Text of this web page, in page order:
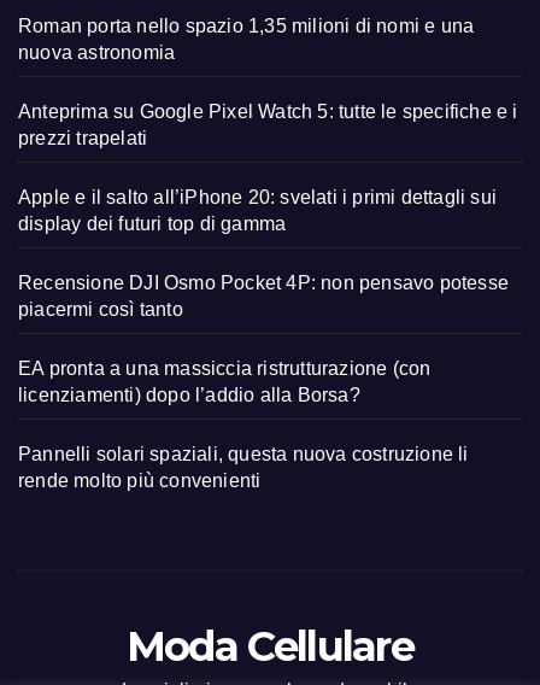
Roman porta nello spazio 1,35 milioni di nomi e una
nuova astronomia
Anteprima su Google Pixel Watch 5: tutte le specifiche e i
prezzi trapelati
Apple e il salto all’iPhone 20: svelati i primi dettagli sui
display dei futuri top di gamma
Recensione DJI Osmo Pocket 4P: non pensavo potesse
piacermi così tanto
EA pronta a una massiccia ristrutturazione (con
licenziamenti) dopo l’addio alla Borsa?
Pannelli solari spaziali, questa nuova costruzione li
rende molto più convenienti
Moda Cellulare